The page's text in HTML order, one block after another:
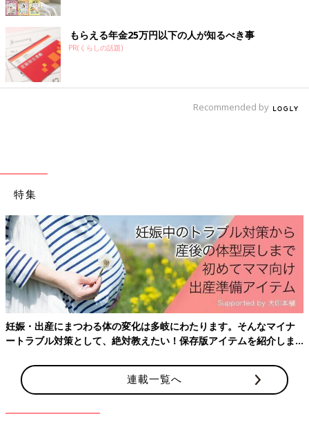
不妊治療でたくさん辛い思いをしたため、妊娠検査薬が陽性にさ
えなればあとは必ず順調に大きくなってくれる！と思い込んでい
りました。
みにしていたので、診察室を出て改めて赤ちゃんが写っていない
もらえる年金25万円以下の人が知るべき事
PR(くらしの話題)
Recommended by
特集
妊娠・出産にまつわる体の変化は多岐にわたります。そんなマイナ
ートラブル対策として、絶対教えたい！保存版アイテムを紹介しま
連載一覧へ